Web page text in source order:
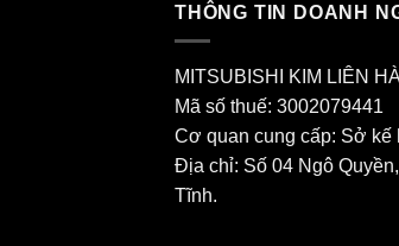
THÔNG TIN DOANH
MITSUBISHI KIM LIÊN
Mã số thuế: 3002079441
Cơ quan cung cấp: Sở kế
Địa chỉ: Số 04 Ngô
Tĩnh.